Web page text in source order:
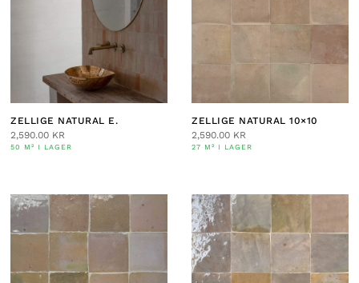
ZELLIGE NATURAL E.
2,590.00 KR
50 M² I LAGER
ZELLIGE NATURAL 10×10
2,590.00 KR
27 M² I LAGER